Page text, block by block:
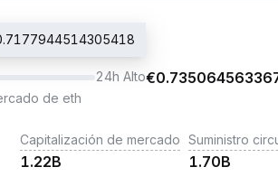
24h Alto€
de eth
Capitalización de mercado
1.22B
Suministro
1.70B